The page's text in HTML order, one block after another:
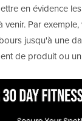
en évidence
venir. Par
jusqu'à une
de produit ou